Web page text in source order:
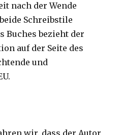
nach der Wende
Schreibstile
Buches bezieht der
auf der Seite des
und
wir, dass der Autor